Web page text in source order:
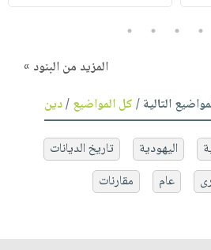
2
3
4
5
المزيد من البنود »
التالية /كل المواضيع/دين
اليهودية
تاريخ الديانات
عام مقارنات